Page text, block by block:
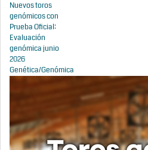
Nuevos toros
genómicos con
Prueba Oficial:
Evaluación
genómica junio
2026
Genética/Genómica